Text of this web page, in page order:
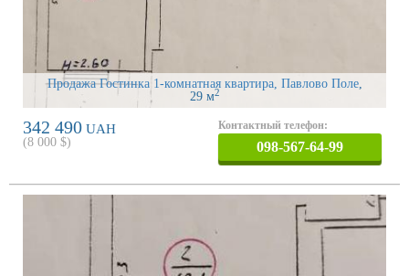
Продажа Гостинка 1-комнатная квартира, Павлово Поле,
29 м2
342 490 UAH
(8 000 $)
Контактный телефон:
098-567-64-99